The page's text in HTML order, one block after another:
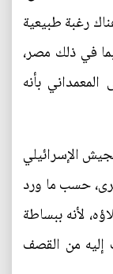
رغبة طبيعية
في ذلك مصر،
بأنه
الإسرائيلي
حسب ما ورد
لأنه ببساطة
من القصف